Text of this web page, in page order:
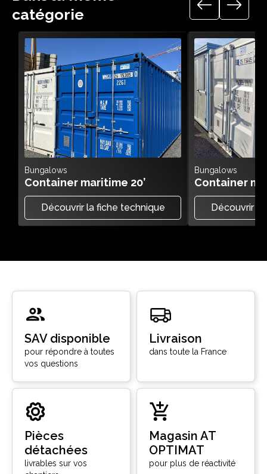
catégorie
Bungalows
Container maritime 20’
Découvrir la fiche technique
Bungalows
Container
Découvrir
SAV disponible
pour répondre à toutes
vos questions
Livraison
dans toute la France
Pièces
détachées
livrables sur vos
Magasin AT
OPTIMAT
pour plus de réactivité